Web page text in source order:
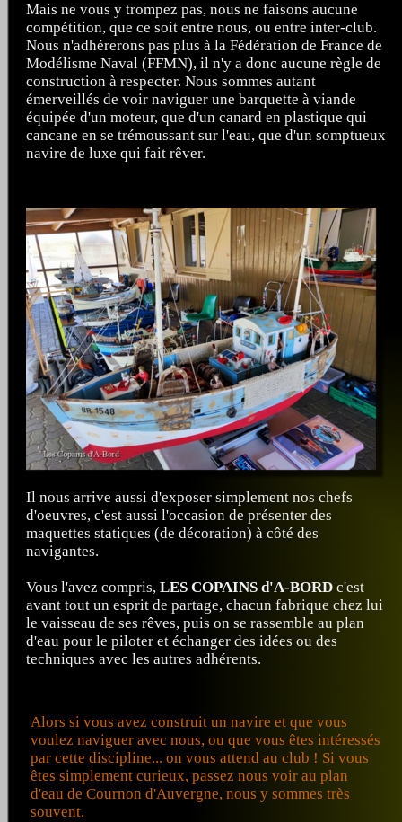
Mais ne vous y trompez pas, nous ne faisons aucune
compétition, que ce soit entre nous, ou entre inter-club.
Nous n'adhérerons pas plus à la Fédération de France de
Modélisme Naval (FFMN), il n'y a donc aucune règle de
construction à respecter. Nous sommes autant
émerveillés de voir naviguer une barquette à viande
équipée d'un moteur, que d'un canard en plastique qui
cancane en se trémoussant sur l'eau, que d'un somptueux
navire de luxe qui fait rêver.
Il nous arrive aussi d'exposer simplement nos chefs
d'oeuvres, c'est aussi l'occasion de présenter des
maquettes statiques (de décoration) à côté des
navigantes.
Vous l'avez compris, LES COPAINS d'A-BORD c'est
avant tout un esprit de partage, chacun fabrique chez lui
le vaisseau de ses rêves, puis on se rassemble au plan
d'eau pour le piloter et échanger des idées ou des
techniques avec les autres adhérents.
Alors si vous avez construit un navire et que vous
voulez naviguer avec nous, ou que vous êtes intéressés
par cette discipline... on vous attend au club ! Si vous
êtes simplement curieux, passez nous voir au plan
d'eau de Cournon d'Auvergne, nous y sommes très
souvent.